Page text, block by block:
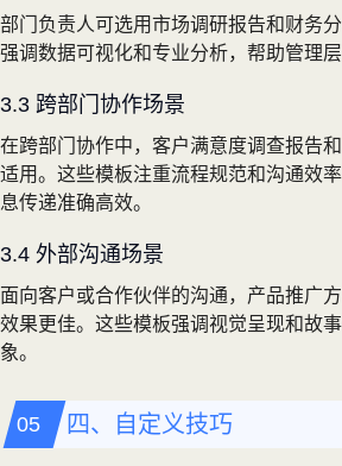
部门负责人可选用市场调研报告和财务
强调数据可视化和专业分析，帮助管理
3.3 跨部门协作场景
在跨部门协作中，客户满意度调查报告
适用。这些模板注重流程规范和沟通效
息传递准确高效。
3.4 外部沟通场景
面向客户或合作伙伴的沟通，产品推广
效果更佳。这些模板强调视觉呈现和故
象。
四、自定义技巧